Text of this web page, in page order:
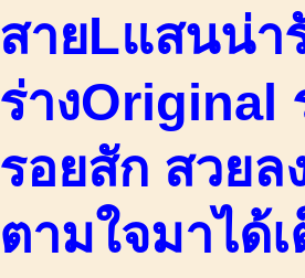
สายLแสนน่า
ร่างOriginal
รอยสัก สวย
ตามใจมาได้